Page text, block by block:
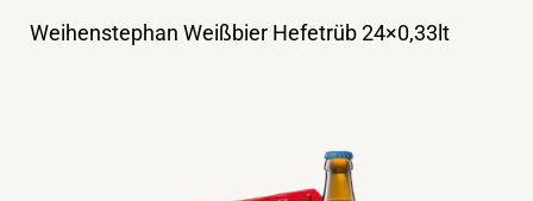
Weihenstephan Weißbier Hefetrüb 24×0,33lt